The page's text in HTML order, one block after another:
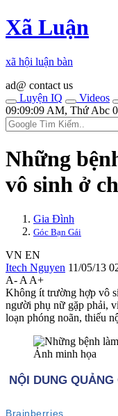
Xã Luận
xã hội luận bàn
ad@ contact us
Luyện IQ
Videos
09:09:09 AM, Thứ Abc
Những
vô sinh ở
Gia Đình
Góc Bạn Gái
VN EN
Itech Nguyen 11/05/13
A- A A+
Không ít trường hợp vô
người phụ nữ gặp phải,
loạn phóng noãn, thiếu
Ảnh minh họa